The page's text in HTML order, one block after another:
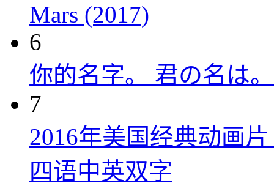
Mars (2017)
6
你的名字。 君の名は
7
2016年美国经典动画
四语中英双字